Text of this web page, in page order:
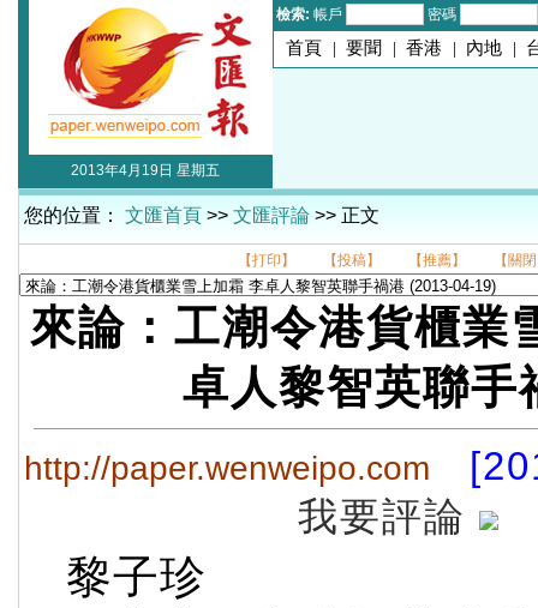
檢索: 帳戶 密碼
首頁 | 要聞 | 香港 | 內地 |
2013年4月19日 星期五
您的位置： 文匯首頁 >> 文匯評論 >> 正文
【打印】 【投稿】 【推薦】 【關
來論：工潮令港貨櫃業
卓人黎智英聯手
http://paper.wenweipo.com
我要評論
黎子珍